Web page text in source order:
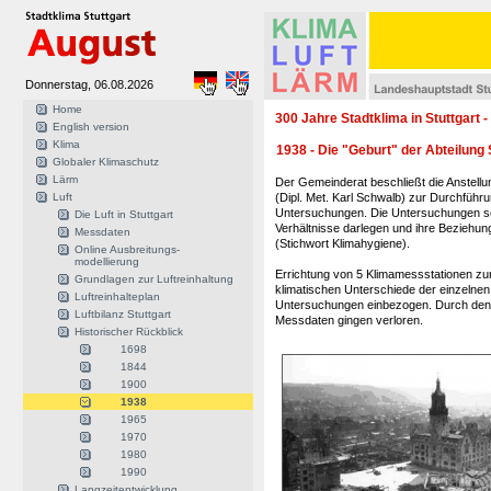
Donnerstag, 06.08.2026
Home
English version
Klima
Globaler Klimaschutz
Lärm
Luft
Die Luft in Stuttgart
Messdaten
Online Ausbreitungs-
modellierung
Grundlagen zur Luftreinhaltung
Luftreinhalteplan
Luftbilanz Stuttgart
Historischer Rückblick
1698
1844
1900
1938
1965
1970
1980
1990
300 Jahre Stadtklima in Stuttgart
1938 - Die "Geburt" der Abteilung
Der Gemeinderat beschließt die
(Dipl. Met. Karl Schwalb) zur
Untersuchungen. Die Untersuchungen
Verhältnisse darlegen und ihre
(Stichwort Klimahygiene).
Errichtung von 5 Klimamessstationen
klimatischen Unterschiede der
Untersuchungen einbezogen. Durch
Messdaten gingen verloren.